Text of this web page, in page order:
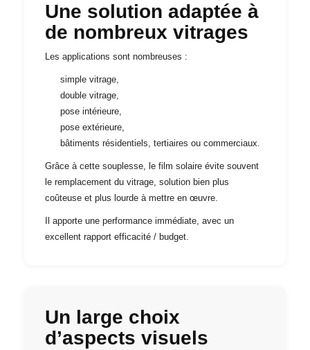
Une solution adaptée à
de nombreux vitrages
Les applications sont nombreuses :
simple vitrage,
double vitrage,
pose intérieure,
pose extérieure,
bâtiments résidentiels, tertiaires ou commerciaux.
Grâce à cette souplesse, le film solaire évite souvent
le remplacement du vitrage, solution bien plus
coûteuse et plus lourde à mettre en œuvre.
Il apporte une performance immédiate, avec un
excellent rapport efficacité / budget.
Un large choix
d’aspects visuels